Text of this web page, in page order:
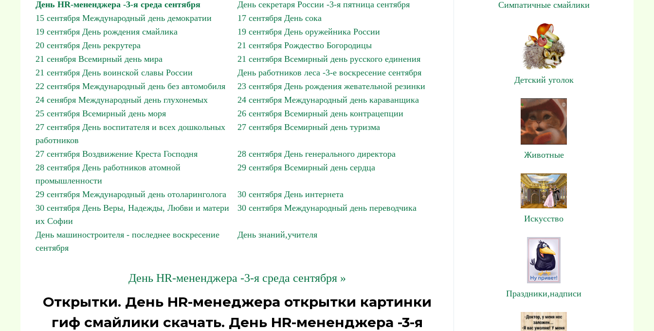
День HR-мененджера -3-я среда сентября
День секретаря России -3-я пятница сентября
15 сентября Международный день демократии
17 сентября День сока
19 сентября День рождения смайлика
19 сентября День оружейника России
20 сентября День рекрутера
21 сентября Рождество Богородицы
21 сенября Всемирный день мира
21 сентября Всемирный день русского единения
21 сентября День воинской славы России
День работников леса -3-е воскресение сентября
22 сентября Международный день без автомобиля
23 сентября День рождения жевательной резинки
24 сенября Международный день глухонемых
24 сентября Международный день караванщика
25 сентября Всемирный день моря
26 сентября Всемирный день контрацепции
27 сентября День воспитателя и всех дошкольных
работников
27 сентября Всемирный день туризма
27 сентября Воздвижение Креста Господня
28 сентября День генерального директора
28 сентября День работников атомной
промышленности
29 сентября Всемирный день сердца
29 сентября Международный день отоларинголога
30 сентября День интернета
30 сентября День Веры, Надежды, Любви и матери
их Софии
30 сентября Международный день переводчика
День машиностроителя - последнее воскресение
сентября
День знаний,учителя
День HR-мененджера -3-я среда сентября »
Открытки. День HR-менеджера открытки картинки
гиф смайлики скачать. День HR-мененджера -3-я
Симпатичные смайлики
Детский уголок
Животные
Искусство
Праздники,надписи